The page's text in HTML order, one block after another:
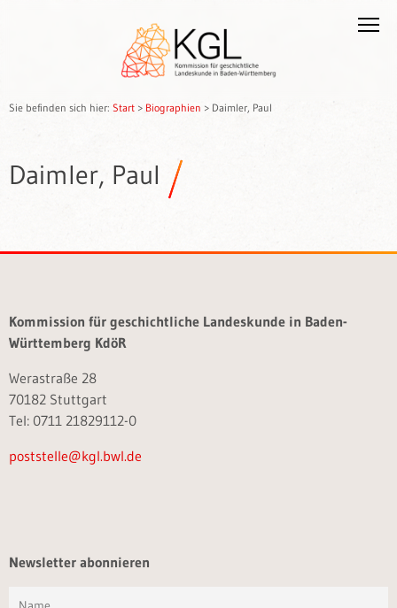
Sie befinden sich hier: Start > Biographien > Daimler, Paul
Daimler, Paul
Kommission für geschichtliche Landeskunde in Baden-
Württemberg KdöR
Werastraße 28
70182 Stuttgart
Tel: 0711 21829112-0
poststelle@kgl.bwl.de
Newsletter abonnieren